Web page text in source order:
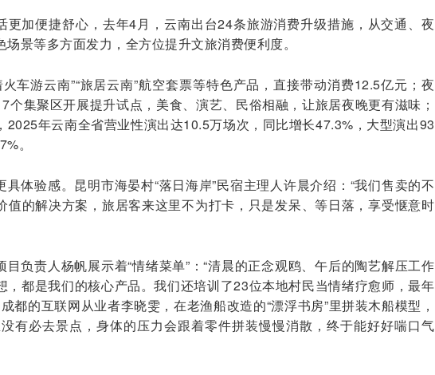
更加便捷舒心，去年4月，云南出台24条旅游消费升级措施，从交通、夜
景等多方面发力，全方位提升文旅消费便利度。
车游云南”“旅居云南”航空套票等特色产品，直接带动消费12.5亿元；夜
个集聚区开展提升试点，美食、演艺、民俗相融，让旅居夜晚更有滋味；
2025年云南全省营业性演出达10.5万场次，同比增长47.3%，大型演出93
。
具体验感。昆明市海晏村“落日海岸”民宿主理人许晨介绍：“我们售卖的不
值的解决方案，旅居客来这里不为打卡，只是发呆、等日落，享受惬意时
目负责人杨帆展示着“情绪菜单”：“清晨的正念观鸥、午后的陶艺解压工作
，都是我们的核心产品。我们还培训了23位本地村民当情绪疗愈师，最年
都的互联网从业者李晓雯，在老渔船改造的“漂浮书房”里拼装木船模型，
有必去景点，身体的压力会跟着零件拼装慢慢消散，终于能好好喘口气